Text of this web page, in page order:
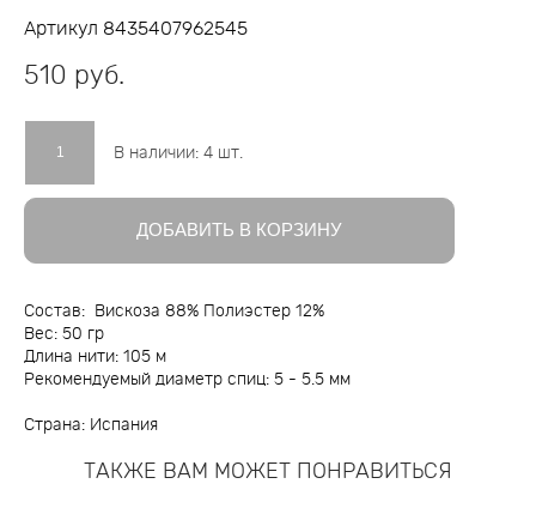
Артикул 8435407962545
510 pуб.
В наличии: 4 шт.
ДОБАВИТЬ В КОРЗИНУ
Состав: Вискоза 88% Полиэстер 12%
Вес: 50 гр
Длина нити: 105 м
Рекомендуемый диаметр спиц: 5 - 5.5 мм
Страна: Испания
ТАКЖЕ ВАМ МОЖЕТ ПОНРАВИТЬСЯ